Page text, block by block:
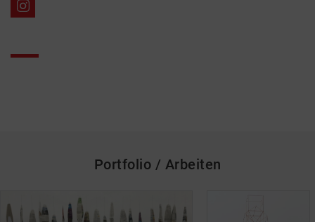
Portfolio / Arbeiten
skip_media_container